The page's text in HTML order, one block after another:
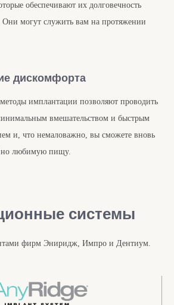
обеспечивают их долговечность
Они могут служить вам на протяжении
дискомфорта
имплантации позволяют проводить
вмешательством и быстрым
и, что немаловажно, вы сможете вновь
любимую пищу.
системы
фирм Эниридж, Импро и Дентиум.